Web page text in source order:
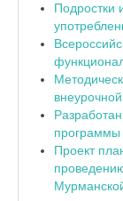
Подростки
программы
Проект